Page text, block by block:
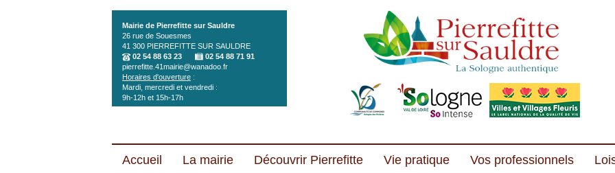
Mairie de Pierrefitte sur Sauldre
26 rue de Souesmes
41 300 PIERREFITTE SUR SAULDRE
02 54 88 63 23
02 54 88 71 91
pierrefitte.41mairie@wanadoo.fr
Horaires d'ouverture :
Mardi, mercredi et vendredi :
9h-12h et 15h-17h
Accueil La mairie Découvrir Pierrefitte Vie pratique Vos professionnels